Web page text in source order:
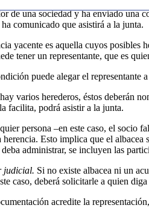
de una sociedad y ha enviado una
comunicado que asistirá a la junta.
yacente es aquella cuyos posibles
tener un representante, que es
puede alegar el representante
varios herederos, éstos deberán
facilita, podrá asistir a la junta.
persona –en este caso, el socio
herencia. Esto implica que el
administrar, se incluyen las
judicial. Si no existe albacea ni un
caso, deberá solicitarle a quien
acredite la